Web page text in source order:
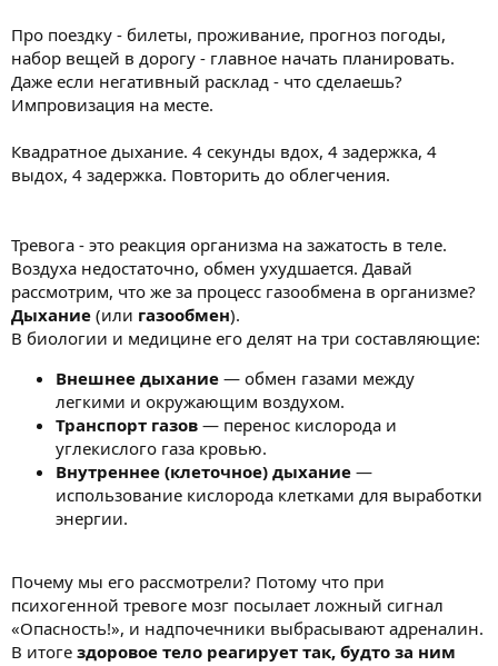
Про поездку - билеты, проживание, прогноз погоды,
набор вещей в дорогу - главное начать планировать.
Даже если негативный расклад - что сделаешь?
Импровизация на месте.
Квадратное дыхание. 4 секунды вдох, 4 задержка, 4
выдох, 4 задержка. Повторить до облегчения.
Тревога - это реакция организма на зажатость в теле.
Воздуха недостаточно, обмен ухудшается. Давай
рассмотрим, что же за процесс газообмена в организме?
Дыхание (или газообмен).
В биологии и медицине его делят на три составляющие:
Внешнее дыхание — обмен газами между
легкими и окружающим воздухом.
Транспорт газов — перенос кислорода и
углекислого газа кровью.
Внутреннее (клеточное) дыхание —
использование кислорода клетками для выработки
энергии.
Почему мы его рассмотрели? Потому что при
психогенной тревоге мозг посылает ложный сигнал
«Опасность!», и надпочечники выбрасывают адреналин.
В итоге здоровое тело реагирует так, будто за ним